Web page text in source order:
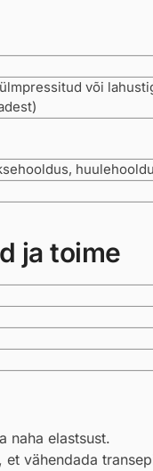
või
ja toime
naha elastsust.
vähendada